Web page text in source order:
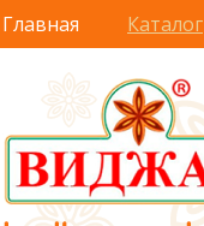
Главная Каталог